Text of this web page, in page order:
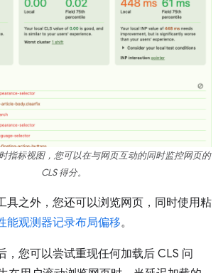
指标视图，您可以在与网页互动的同时监控网页的
CLS 得分。
具之外，您还可以浏览网页，同时使用粘
能观测器记录布局偏移。
，您可以尝试重现任何加载后 CLS 问